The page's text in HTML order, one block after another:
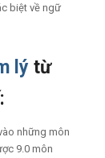
biệt về ngữ
lý từ
những môn
9.0 môn